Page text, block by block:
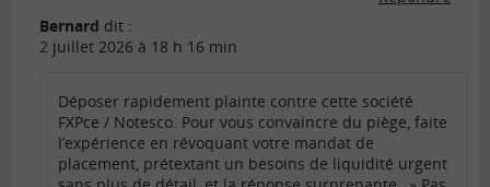
Bernard dit :
2 juillet 2026 à 18 h 16 min
Déposer rapidement plainte contre cette société
FXPce / Notesco. Pour vous convaincre du piège, faite
l’expérience en révoquant votre mandat de
placement, prétextant un besoins de liquidité urgent